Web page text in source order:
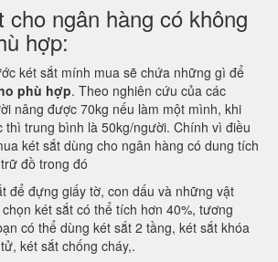
cho ngân hàng có không
hợp:
két sắt mính mua sẽ chứa những gì để
phù hợp. Theo nghiên cứu của các
nâng được 70kg nếu làm một mình, khi
thì trung bình là 50kg/người. Chính vì điều
két sắt dùng cho ngân hàng có dung tích
đồ trong đó
để đựng giấy tờ, con dấu và những vật
két sắt có thể tích hơn 40%, tương
có thể dùng két sắt 2 tầng, két sắt khóa
két sắt chống cháy,.